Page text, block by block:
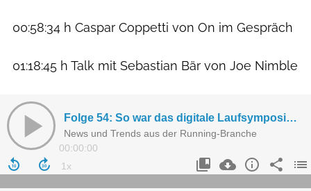
00:58:34 h Caspar Coppetti von On im Gespräch
01:18:45 h Talk mit Sebastian Bär von Joe Nimble